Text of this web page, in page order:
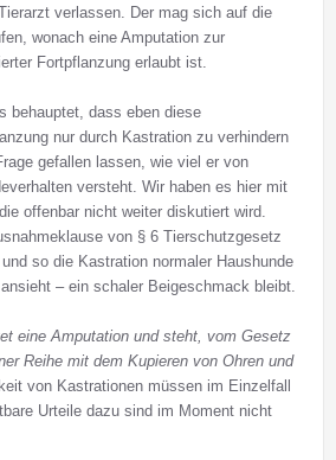
verlassen. Der mag sich auf die
wonach eine Amputation zur
Fortpflanzung erlaubt ist.
behauptet, dass eben diese
nur durch Kastration zu verhindern
gefallen lassen, wie viel er von
versteht. Wir haben es hier mit
offenbar nicht weiter diskutiert wird.
von § 6 Tierschutzgesetz
so die Kastration normaler Haushunde
– ein schaler Beigeschmack bleibt.
eine Amputation und steht, vom Gesetz
Reihe mit dem Kupieren von Ohren und
von Kastrationen müssen im Einzelfall
Urteile dazu sind im Moment nicht